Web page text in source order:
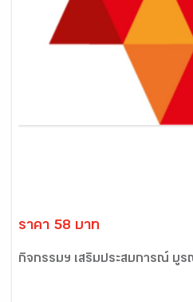
ราคา 58 บาท
กิจกรรมฯ เสริมประสบการณ์ บูร